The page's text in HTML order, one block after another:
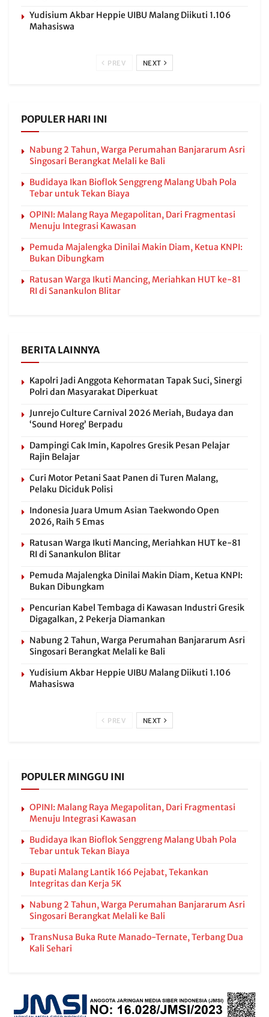
Yudisium Akbar Heppie UIBU Malang Diikuti 1.106
Mahasiswa
PREV NEXT
POPULER HARI INI
Nabung 2 Tahun, Warga Perumahan Banjararum Asri
Singosari Berangkat Melali ke Bali
Budidaya Ikan Bioflok Senggreng Malang Ubah Pola
Tebar untuk Tekan Biaya
OPINI: Malang Raya Megapolitan, Dari Fragmentasi
Menuju Integrasi Kawasan
Pemuda Majalengka Dinilai Makin Diam, Ketua KNPI:
Bukan Dibungkam
Ratusan Warga Ikuti Mancing, Meriahkan HUT ke-81
RI di Sanankulon Blitar
BERITA LAINNYA
Kapolri Jadi Anggota Kehormatan Tapak Suci, Sinergi
Polri dan Masyarakat Diperkuat
Junrejo Culture Carnival 2026 Meriah, Budaya dan
‘Sound Horeg’ Berpadu
Dampingi Cak Imin, Kapolres Gresik Pesan Pelajar
Rajin Belajar
Curi Motor Petani Saat Panen di Turen Malang,
Pelaku Diciduk Polisi
Indonesia Juara Umum Asian Taekwondo Open
2026, Raih 5 Emas
Ratusan Warga Ikuti Mancing, Meriahkan HUT ke-81
RI di Sanankulon Blitar
Pemuda Majalengka Dinilai Makin Diam, Ketua KNPI:
Bukan Dibungkam
Pencurian Kabel Tembaga di Kawasan Industri Gresik
Digagalkan, 2 Pekerja Diamankan
Nabung 2 Tahun, Warga Perumahan Banjararum Asri
Singosari Berangkat Melali ke Bali
Yudisium Akbar Heppie UIBU Malang Diikuti 1.106
Mahasiswa
PREV NEXT
POPULER MINGGU INI
OPINI: Malang Raya Megapolitan, Dari Fragmentasi
Menuju Integrasi Kawasan
Budidaya Ikan Bioflok Senggreng Malang Ubah Pola
Tebar untuk Tekan Biaya
Bupati Malang Lantik 166 Pejabat, Tekankan
Integritas dan Kerja 5K
Nabung 2 Tahun, Warga Perumahan Banjararum Asri
Singosari Berangkat Melali ke Bali
TransNusa Buka Rute Manado-Ternate, Terbang Dua
Kali Sehari